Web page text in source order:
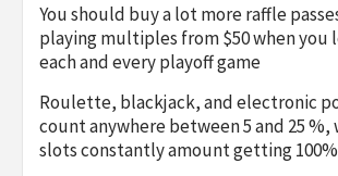
You should buy a lot more raffle
playing multiples from $50 when you
each and every playoff game
Roulette, blackjack, and electronic
count anywhere between 5 and 25 %,
slots constantly amount getting 100%